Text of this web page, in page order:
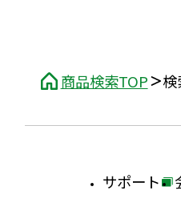
商品検索TOP
外
サポート